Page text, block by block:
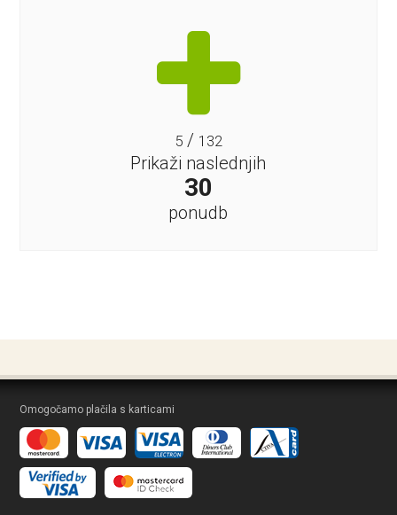
5/ 132
Prikaži naslednjih
30
ponudb
Omogočamo plačila s karticami